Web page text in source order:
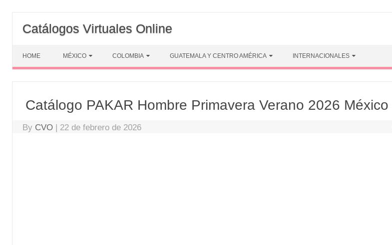
content
Catálogos Virtuales Online
HOME MÉXICO COLOMBIA GUATEMALA Y CENTRO AMÉRICA INTERNACIONALES
Catálogo PAKAR Hombre Primavera Verano 2026 México
By CVO | 22 de febrero de 2026